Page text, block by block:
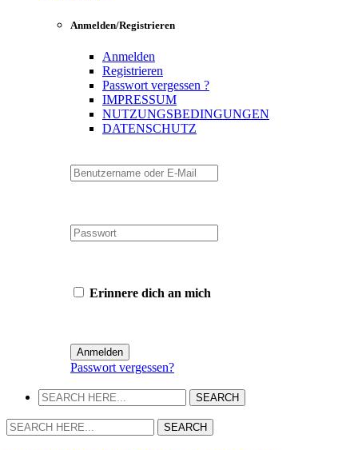
Anmelden/Registrieren
Anmelden
Registrieren
Passwort vergessen ?
IMPRESSUM
NUTZUNGSBEDINGUNGEN
DATENSCHUTZ
Erinnere dich an mich
Passwort vergessen?